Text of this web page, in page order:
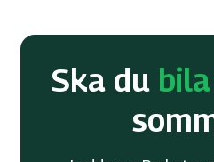
Ska du